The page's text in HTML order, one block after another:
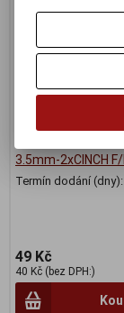
3.5mm-2xCINCH
Termín dodání (dny):
49 Kč
40 Kč (bez DPH:)